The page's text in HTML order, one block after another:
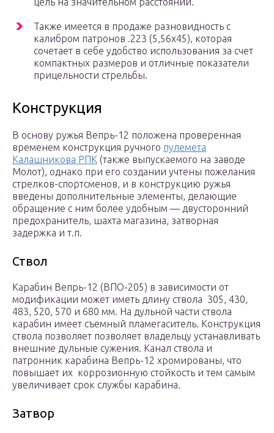
Также имеется в продаже разновидность с
калибром патронов .223 (5,56х45), которая
сочетает в себе удобство использования за счет
компактных размеров и отличные показатели
прицельности стрельбы.
Конструкция
В основу ружья Вепрь-12 положена проверенная
временем конструкция ручного пулемета
Калашникова РПК (также выпускаемого на заводе
Молот), однако при его создании учтены пожелания
стрелков-спортсменов, и в конструкцию ружья
введены дополнительные элементы, делающие
обращение с ним более удобным — двусторонний
предохранитель, шахта магазина, затворная
задержка и т.п.
Ствол
Карабин Вепрь-12 (ВПО-205) в зависимости от
модификации может иметь длину ствола 305, 430,
483, 520, 570 и 680 мм. На дульной части ствола
карабин имеет съемный пламегаситель. Конструкция
ствола позволяет позволяет владельцу устанавливать
внешние дульные сужения. Канал ствола и
патронник карабина Вепрь-12 хромированы, что
повышает их коррозионную стойкость и тем самым
увеличивает срок службы карабина.
Затвор